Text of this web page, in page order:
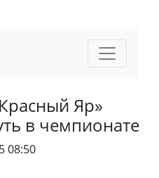
Яр»
в чемпионате
08:50